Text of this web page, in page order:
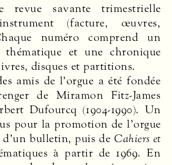
revue savante trimestrielle
(facture, œuvres,
numéro comprend un
thématique et une chronique
disques et partitions.
amis de l’orgue a été fondée
de Miramon Fitz-James
Dufourcq (1904-1990). Un
pour la promotion de l’orgue
bulletin, puis deCahiers et
à partir de 1969. En